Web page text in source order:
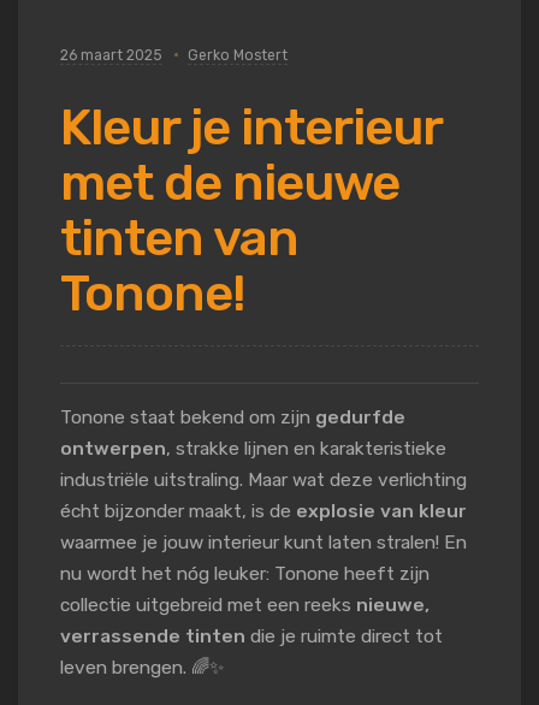
26 maart 2025 Gerko Mostert
Kleur je interieur
met de nieuwe
tinten van
Tonone!
Tonone staat bekend om zijn gedurfde
ontwerpen, strakke lijnen en karakteristieke
industriële uitstraling. Maar wat deze verlichting
écht bijzonder maakt, is de explosie van kleur
waarmee je jouw interieur kunt laten stralen! En
nu wordt het nóg leuker: Tonone heeft zijn
collectie uitgebreid met een reeks nieuwe,
verrassende tinten die je ruimte direct tot
leven brengen. 🌈✨